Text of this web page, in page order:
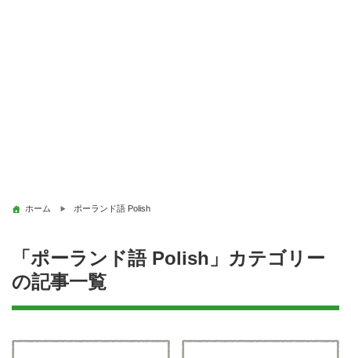
ホーム ポーランド語 Polish
「ポーランド語 Polish」カテゴリー
の記事一覧